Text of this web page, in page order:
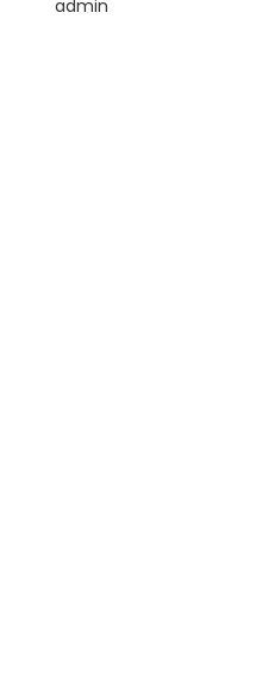
admin